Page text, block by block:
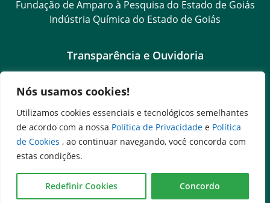
Nós usamos cookies!
Utilizamos cookies essenciais e tecnológicos semelhantes
de acordo com a nossa Política de Privacidade e Política
de Cookies , ao continuar navegando, você concorda com
estas condições.
Redefinir Cookies Concordo
Fundação de Amparo à Pesquisa do Estado de Goiás
Indústria Química do Estado de Goiás
Transparência e Ouvidoria
Goiás Transparência
Dados Abertos Goiás
Ouvidoria Setorial
SIC – Serviço de Informação ao Cidadão
e-SIC – Serviço Eletrônico de Informação ao Cidadão
OS Transparência
Ouvidoria Setorial (Presencial)